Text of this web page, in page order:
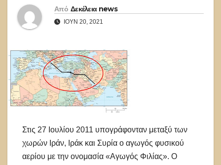
Από Δεκέλεια news
ΙΟΎΝ 20, 2021
Στις 27 Ιουλίου 2011 υπογράφονταν μεταξύ των
χωρών Ιράν, Ιράκ και Συρία ο αγωγός φυσικού
αερίου με την ονομασία «Αγωγός Φιλίας». Ο